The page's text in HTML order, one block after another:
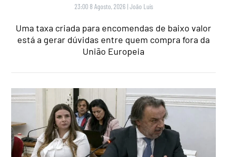
23:00 8 Agosto, 2026 |João Luís
Uma taxa criada para encomendas de baixo valor
está a gerar dúvidas entre quem compra fora da
União Europeia